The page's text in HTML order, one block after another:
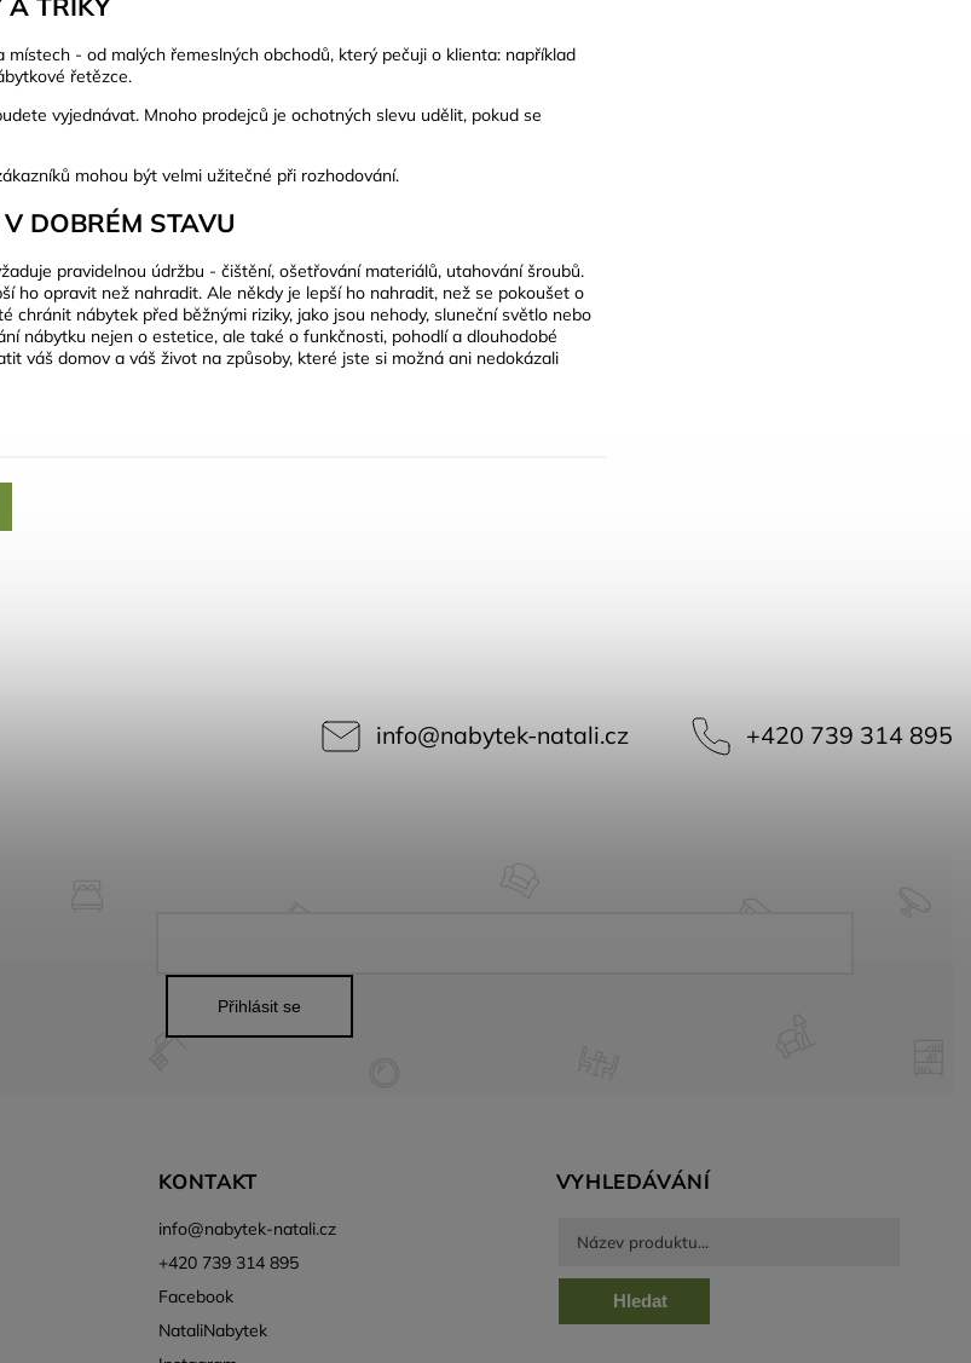
A TRIKY
- od malých řemeslných obchodů, který pečuji o klienta: například
řetězce.
vyjednávat. Mnoho prodejců je ochotných slevu udělit, pokud se
mohou být velmi užitečné při rozhodování.
DOBRÉM STAVU
pravidelnou údržbu - čištění, ošetřování materiálů, utahování šroubů.
ho opravit než nahradit. Ale někdy je lepší ho nahradit, než se pokoušet o
chránit nábytek před běžnými riziky, jako jsou nehody, sluneční světlo nebo
nábytku nejen o estetice, ale také o funkčnosti, pohodlí a dlouhodobé
váš domov a váš život na způsoby, které jste si možná ani nedokázali
info@nabytek-natali.cz +420 739 314 895
KONTAKT
info@nabytek-natali.cz
+420 739 314 895
Facebook
NataliNabytek
Přihlásit se
VYHLEDÁVÁNÍ
Hledat